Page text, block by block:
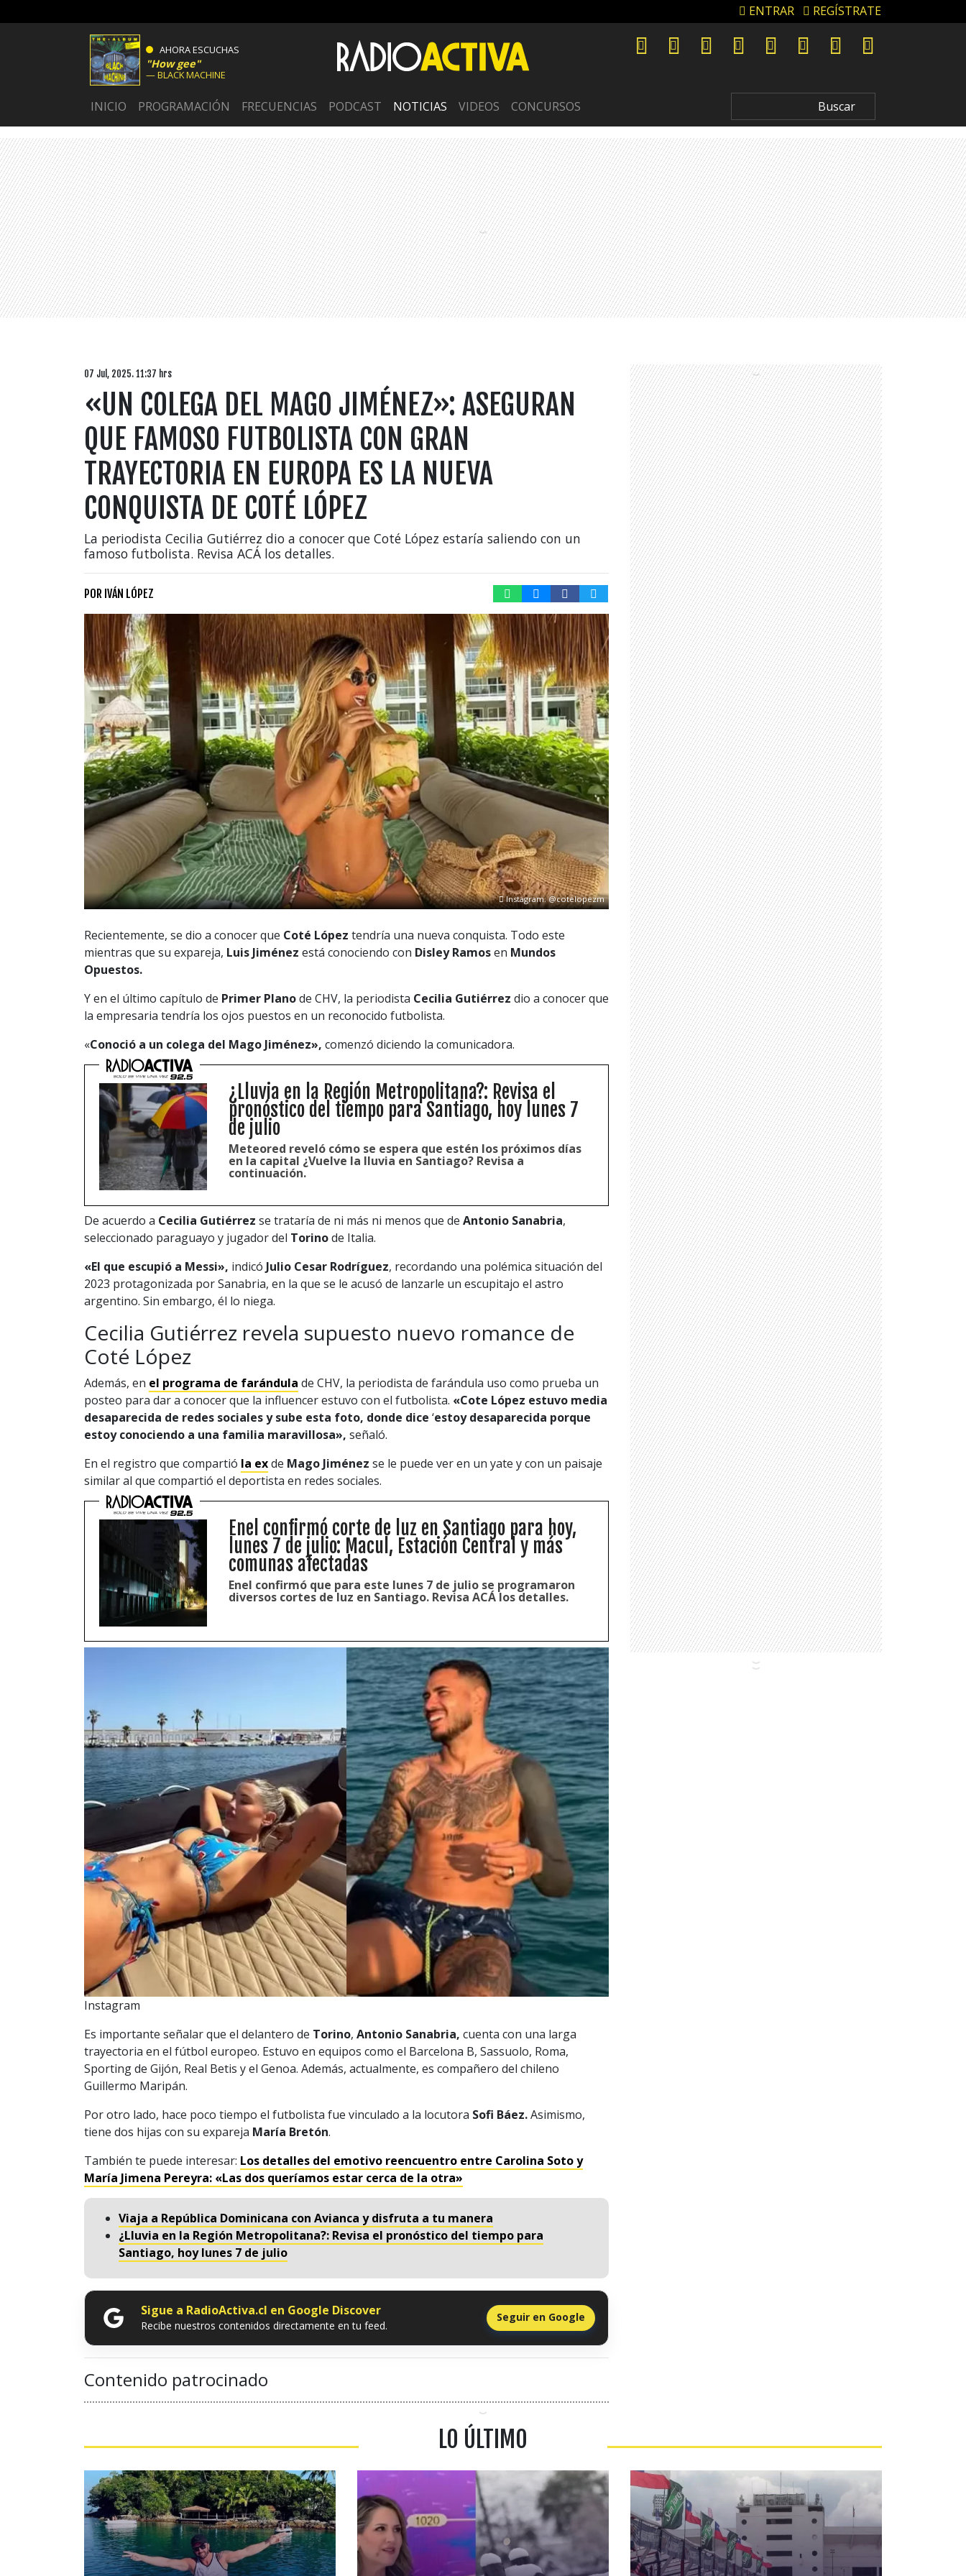
ENTRAR REGÍSTRATE
AHORA ESCUCHAS
How gee
BLACK MACHINE
INICIO PROGRAMACIÓN FRECUENCIAS PODCAST NOTICIAS VIDEOS CONCURSOS
07 Jul, 2025. 11:37 hrs
«UN COLEGA DEL MAGO JIMÉNEZ»: ASEGURAN
QUE FAMOSO FUTBOLISTA CON GRAN
TRAYECTORIA EN EUROPA ES LA NUEVA
CONQUISTA DE COTÉ LÓPEZ
La periodista Cecilia Gutiérrez dio a conocer que Coté López estaría saliendo con un
famoso futbolista. Revisa ACÁ los detalles.
POR IVÁN LÓPEZ
Instagram: @cotelopezm
Recientemente, se dio a conocer que Coté López tendría una nueva conquista. Todo este
mientras que su expareja, Luis Jiménez está conociendo con Disley Ramosen Mundos
Opuestos.
Y en el último capítulo de Primer Planode CHV, la periodista Cecilia Gutiérrez dio a conocer que
la empresaria tendría los ojos puestos en un reconocido futbolista.
«Conoció a un colega del Mago Jiménez», comenzó diciendo la comunicadora.
¿Lluvia en la Región Metropolitana?: Revisa el
pronóstico del tiempo para Santiago, hoy lunes 7
de julio
Meteored reveló cómo se espera que estén los próximos días
en la capital ¿Vuelve la lluvia en Santiago? Revisa a
continuación.
De acuerdo a Cecilia Gutiérrez se trataría de ni más ni menos que de Antonio Sanabria,
seleccionado paraguayo y jugador del Torinode Italia.
«El que escupió a Messi», indicó Julio Cesar Rodríguez, recordando una polémica situación del
2023 protagonizada por Sanabria, en la que se le acusó de lanzarle un escupitajo el astro
argentino. Sin embargo, él lo niega.
Cecilia Gutiérrez revela supuesto nuevo romance de
Coté López
Además, en el programa de farándula de CHV, la periodista de farándula uso como prueba un
posteo para dar a conocer que la influencer estuvo con el futbolista. «Cote López estuvo media
desaparecida de redes sociales y sube esta foto, donde dice ‘estoy desaparecida porque
estoy conociendo a una familia maravillosa», señaló.
En el registro que compartió la exde Mago Jiménez se le puede ver en un yate y con un paisaje
similar al que compartió el deportista en redes sociales.
Enel confirmó corte de luz en Santiago para hoy,
lunes 7 de julio: Macul, Estación Central y más
comunas afectadas
Enel confirmó que para este lunes 7 de julio se programaron
diversos cortes de luz en Santiago. Revisa ACÁ los detalles.
Instagram
Es importante señalar que el delantero de Torino, Antonio Sanabria, cuenta con una larga
trayectoria en el fútbol europeo. Estuvo en equipos como el Barcelona B, Sassuolo, Roma,
Sporting de Gijón, Real Betis y el Genoa. Además, actualmente, es compañero del chileno
Guillermo Maripán.
Por otro lado, hace poco tiempo el futbolista fue vinculado a la locutora Sofi Báez.Asimismo,
tiene dos hijas con su expareja María Bretón.
También te puede interesar: Los detalles del emotivo reencuentro entre Carolina Soto y
María Jimena Pereyra: «Las dos queríamos estar cerca de la otra»
Viaja a República Dominicana con Avianca y disfruta a tu manera
¿Lluvia en la Región Metropolitana?: Revisa el pronóstico del tiempo para
Santiago, hoy lunes 7 de julio
Sigue a RadioActiva.cl en Google Discover
Recibe nuestros contenidos directamente en tu feed.
Seguir en Google
Contenido patrocinado
LO ÚLTIMO